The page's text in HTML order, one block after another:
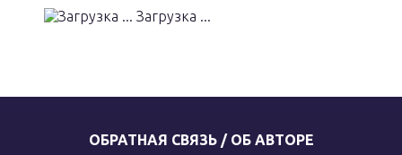
Загрузка ...
ОБРАТНАЯ СВЯЗЬ / ОБ АВТОРЕ